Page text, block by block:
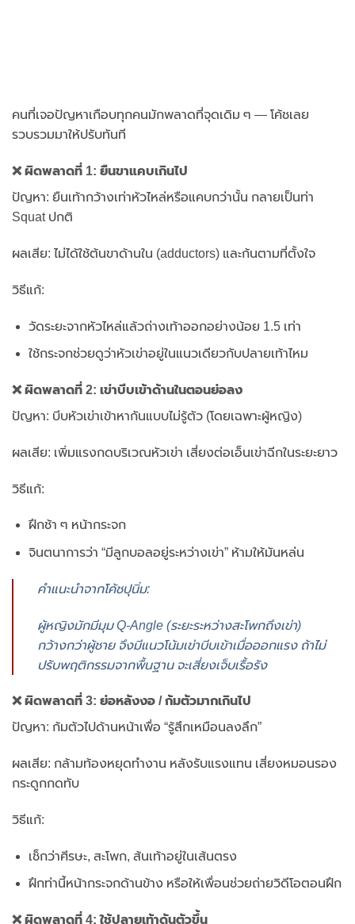
คนที่เจอปัญหาเกือบทุกคนมักพลาดที่จุดเดิม ๆ — โค้ชเลย
รวบรวมมาให้ปรับทันที
❌ ผิดพลาดที่ 1: ยืนขาแคบเกินไป
ปัญหา: ยืนเท้ากว้างเท่าหัวไหล่หรือแคบกว่านั้น กลายเป็นท่า
Squat ปกติ
ผลเสีย: ไม่ได้ใช้ต้นขาด้านใน (adductors) และก้นตามที่ตั้งใจ
วิธีแก้:
วัดระยะจากหัวไหล่แล้วถ่างเท้าออกอย่างน้อย 1.5 เท่า
ใช้กระจกช่วยดูว่าหัวเข่าอยู่ในแนวเดียวกับปลายเท้าไหม
❌ ผิดพลาดที่ 2: เข่าบีบเข้าด้านในตอนย่อลง
ปัญหา: บีบหัวเข่าเข้าหากันแบบไม่รู้ตัว (โดยเฉพาะผู้หญิง)
ผลเสีย: เพิ่มแรงกดบริเวณหัวเข่า เสี่ยงต่อเอ็นเข่าฉีกในระยะยาว
วิธีแก้:
ฝึกช้า ๆ หน้ากระจก
จินตนาการว่า “มีลูกบอลอยู่ระหว่างเข่า” ห้ามให้มันหล่น
คำแนะนำจากโค้ชปุนิ่ม:
ผู้หญิงมักมีมุม Q-Angle (ระยะระหว่างสะโพกถึงเข่า)
กว้างกว่าผู้ชาย จึงมีแนวโน้มเข่าบีบเข้าเมื่อออกแรง ถ้าไม่
ปรับพฤติกรรมจากพื้นฐาน จะเสี่ยงเจ็บเรื้อรัง
❌ ผิดพลาดที่ 3: ย่อหลังงอ / ก้มตัวมากเกินไป
ปัญหา: ก้มตัวไปด้านหน้าเพื่อ “รู้สึกเหมือนลงลึก”
ผลเสีย: กล้ามท้องหยุดทำงาน หลังรับแรงแทน เสี่ยงหมอนรอง
กระดูกกดทับ
วิธีแก้:
เช็กว่าศีรษะ, สะโพก, ส้นเท้าอยู่ในเส้นตรง
ฝึกท่านี้หน้ากระจกด้านข้าง หรือให้เพื่อนช่วยถ่ายวิดีโอตอนฝึก
❌ ผิดพลาดที่ 4: ใช้ปลายเท้าดันตัวขึ้น